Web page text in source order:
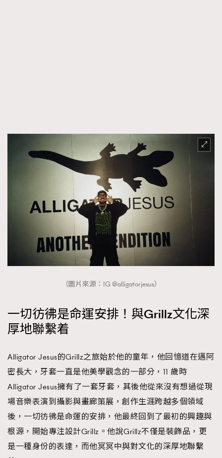
（圖片來源：IG @alligatorjesus）
一切彷彿是命運安排！與Grillz文化深
厚地聯繫着
Alligator Jesus的Grillz之旅始於他的童年，他回憶道在邁阿
密長大，牙套一直是他美學觀念的一部分，11 歲時
Alligator Jesus擁有了一套牙套，其後他從來沒有想過從現
場音樂表演到攝影與畫廊策展，創作生涯跨越多個領域
後，一切彷彿是命運的安排，他最終回到了最初的興趣與
根源，開始專注設計Grillz。他說Grillz不僅是裝飾品，更
是一種身份的表達，而他冥冥中與對文化的深厚地聯繫